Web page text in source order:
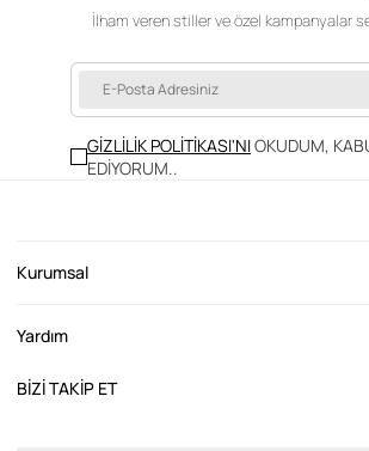
İlham veren stiller ve özel kampanyalar
GİZLİLİK POLİTİKASI'NIOKUDUM,
EDİYORUM..
Kurumsal
Yardım
BİZİ TAKİP ET